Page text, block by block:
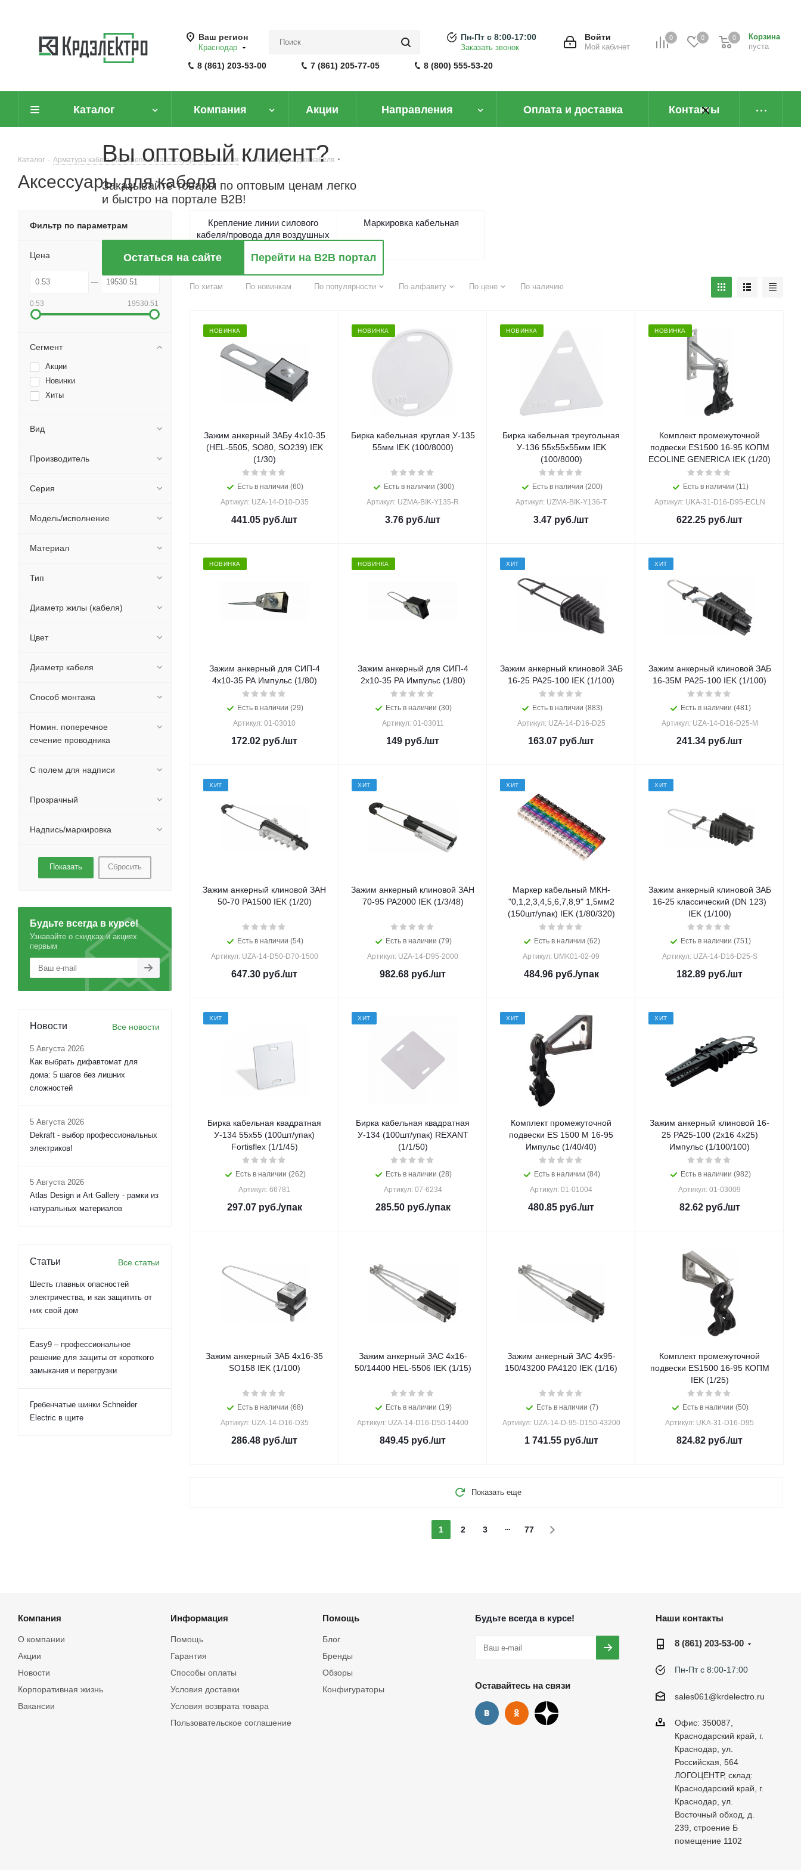
Ваш регион
Краснодар
8 (861) 203-53-00 7 (861) 205-77-05 8 (800) 555-53-20
0 0
Корзина
пуста
0
Войти
Мой кабинет
Пн-Пт с 8:00-17:00
Заказать звонок
Каталог Компания Акции Направления Оплата и доставка Контакты
Каталог - Арматура кабельная, крепеж и аксессуары для кабеля - Аксессуары для кабеля
Аксессуары для кабеля
Крепление линии силового
кабеля/провода для воздушных
Маркировка кабельная
По хитам По новинкам По популярности По алфавиту По цене По наличию
НОВИНКА
Зажим анкерный ЗАБу 4х10-35
(HEL-5505, SO80, SO239) IEK
(1/30)
Есть в наличии (60)
Артикул: UZA-14-D10-D35
441.05 руб./шт
НОВИНКА
Бирка кабельная круглая У-135
55мм IEK (100/8000)
Есть в наличии (300)
Артикул: UZMA-BIK-Y135-R
3.76 руб./шт
НОВИНКА
Бирка кабельная треугольная
У-136 55х55х55мм IEK
(100/8000)
Есть в наличии (200)
Артикул: UZMA-BIK-Y136-T
3.47 руб./шт
НОВИНКА
Комплект промежуточной
подвески ES1500 16-95 КОПМ
ECOLINE GENERICA IEK (1/20)
Есть в наличии (11)
Артикул: UKA-31-D16-D95-ECLN
622.25 руб./шт
НОВИНКА
Зажим анкерный для СИП-4
4х10-35 PA Импульс (1/80)
Есть в наличии (29)
Артикул: 01-03010
172.02 руб./шт
НОВИНКА
Зажим анкерный для СИП-4
2х10-35 PA Импульс (1/80)
Есть в наличии (30)
Артикул: 01-03011
149 руб./шт
ХИТ
Зажим анкерный клиновой ЗАБ
16-25 РА25-100 IEK (1/100)
Есть в наличии (883)
Артикул: UZA-14-D16-D25
163.07 руб./шт
ХИТ
Зажим анкерный клиновой ЗАБ
16-35М PA25-100 IEK (1/100)
Есть в наличии (481)
Артикул: UZA-14-D16-D25-M
241.34 руб./шт
ХИТ
Зажим анкерный клиновой ЗАН
50-70 РА1500 IEK (1/20)
Есть в наличии (54)
Артикул: UZA-14-D50-D70-1500
647.30 руб./шт
ХИТ
Зажим анкерный клиновой ЗАН
70-95 РА2000 IEK (1/3/48)
Есть в наличии (79)
Артикул: UZA-14-D95-2000
982.68 руб./шт
ХИТ
Маркер кабельный МКН-
"0,1,2,3,4,5,6,7,8,9" 1,5мм2
(150шт/упак) IEK (1/80/320)
Есть в наличии (62)
Артикул: UMK01-02-09
484.96руб./упак
ХИТ
Зажим анкерный клиновой ЗАБ
16-25 классический (DN 123)
IEK (1/100)
Есть в наличии (751)
Артикул: UZA-14-D16-D25-S
182.89 руб./шт
ХИТ
Бирка кабельная квадратная
У-134 55х55 (100шт/упак)
Fortisflex (1/1/45)
Есть в наличии (262)
Артикул: 66781
297.07руб./упак
ХИТ
Бирка кабельная квадратная
У-134 (100шт/упак) REXANT
(1/1/50)
Есть в наличии (28)
Артикул: 07-6234
285.50руб./упак
ХИТ
Комплект промежуточной
подвески ES 1500 M 16-95
Импульс (1/40/40)
Есть в наличии (84)
Артикул: 01-01004
480.85 руб./шт
ХИТ
Зажим анкерный клиновой 16-
25 РА25-100 (2х16 4х25)
Импульс (1/100/100)
Есть в наличии (982)
Артикул: 01-03009
82.62руб./шт
Зажим анкерный ЗАБ 4х16-35
SO158 IEK (1/100)
Есть в наличии (68)
Артикул: UZA-14-D16-D35
286.48 руб./шт
Зажим анкерный ЗАС 4х16-
50/14400 HEL-5506 IEK (1/15)
Есть в наличии (19)
Артикул: UZA-14-D16-D50-14400
849.45 руб./шт
Зажим анкерный ЗАС 4х95-
150/43200 PA4120 IEK (1/16)
Есть в наличии (7)
Артикул: UZA-14-D-95-D150-43200
1 741.55руб./шт
Комплект промежуточной
подвески ES1500 16-95 КОПМ
IEK (1/25)
Есть в наличии (50)
Артикул: UKA-31-D16-D95
824.82 руб./шт
Показать еще
1 2 3 77
Фильтр по параметрам
Цена
0.53 19530.51
Сегмент
Акции
Новинки
Хиты
Вид
Производитель
Серия
Модель/исполнение
Материал
Тип
Диаметр жилы (кабеля)
Цвет
Диаметр кабеля
Способ монтажа
Номин. поперечное
сечение проводника
С полем для надписи
Прозрачный
Надпись/маркировка
Сбросить
Будьте всегда в курсе!
Узнавайте о скидках и акциях
первым
Новости Все новости
5 Августа 2026
Как выбрать дифавтомат для
дома: 5 шагов без лишних
сложностей
5 Августа 2026
Dekraft - выбор профессиональных
электриков!
5 Августа 2026
Atlas Design и Art Gallery - рамки из
натуральных материалов
Статьи Все статьи
Шесть главных опасностей
электричества, и как защитить от
них свой дом
Easy9 – профессиональное
решение для защиты от короткого
замыкания и перегрузки
Гребенчатые шинки Schneider
Electric в щите
Компания
О компании
Акции
Новости
Корпоративная жизнь
Вакансии
Информация
Помощь
Гарантия
Способы оплаты
Условия доставки
Условия возврата товара
Пользовательское соглашение
Помощь
Блог
Бренды
Обзоры
Конфигураторы
Будьте всегда в курсе!
Оставайтесь на связи
Наши контакты
8 (861) 203-53-00
Пн-Пт с 8:00-17:00
sales061@krdelectro.ru
Офис: 350087,
Краснодарский край, г.
Краснодар, ул.
Российская, 564
ЛОГОЦЕНТР, склад:
Краснодарский край, г.
Краснодар, ул.
Восточный обход, д.
239, строение Б
помещение 1102
Вы оптовый клиент?
Заказывайте товары по оптовым ценам легко
и быстро на портале B2B!
Остаться на сайте Перейти на B2B портал